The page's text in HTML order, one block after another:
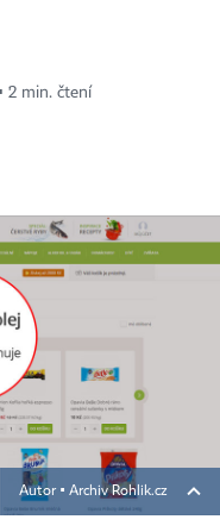
2 min. čtení
Autor ▪ Archiv Rohlik.cz